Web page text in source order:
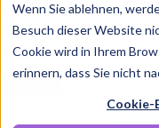
Wenn Sie ablehnen,
Besuch dieser Website
Cookie wird in Ihrem
erinnern, dass Sie nicht
Cookie-
Login